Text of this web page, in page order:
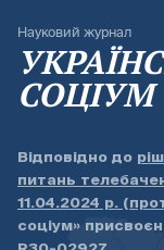
Науковий журнал
СОЦІУМ
Відповідно до
питань
11.04.2024 р.
соціум»